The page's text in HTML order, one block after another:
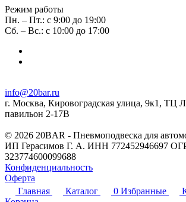
Режим работы
Пн. – Пт.: с 9:00 до 19:00
Сб. – Вс.: с 10:00 до 17:00
info@20bar.ru
г. Москва, Кировоградская улица, 9к1, ТЦ
павильон 2-17В
© 2026 20BAR - Пневмоподвеска для
ИП Герасимов Г. А. ИНН 772452946697
323774600099688
Конфиденциальность
Оферта
Главная
Каталог 0 Избранные